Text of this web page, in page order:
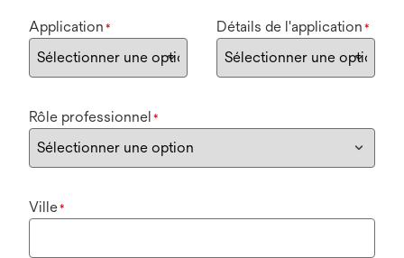
Application * Détails de l'application *
Rôle professionnel *
Ville*